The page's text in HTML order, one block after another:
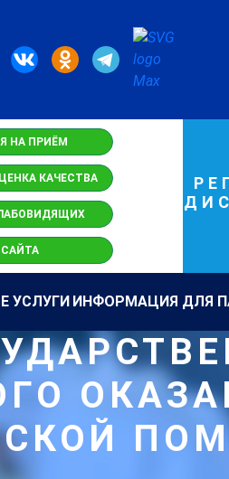
НА ПРИЁМ
КАЧЕСТВА
САЙТА
УСЛУГИ ИНФОРМАЦИЯ ДЛЯ